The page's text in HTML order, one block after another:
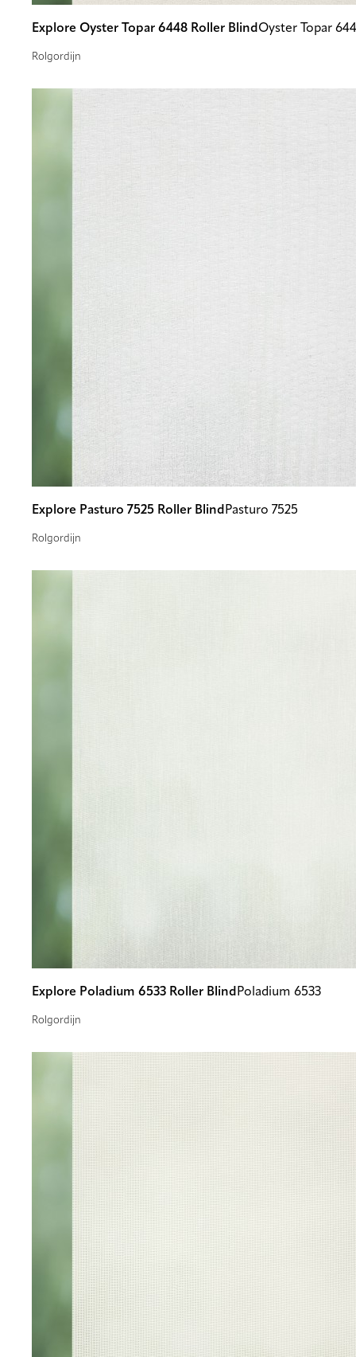
Explore Oyster Topar 6448 Roller Blind Oyster Topar
Rolgordijn
Explore Pasturo 7525 Roller Blind Pasturo 7525
Rolgordijn
Explore Poladium 6533 Roller Blind Poladium 6533
Rolgordijn